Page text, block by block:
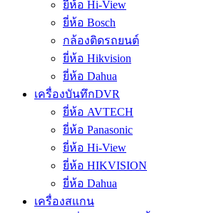
ยี่ห้อ Hi-View
ยี่ห้อ Bosch
กล้องติดรถยนต์
ยี่ห้อ Hikvision
ยี่ห้อ Dahua
เครื่องบันทึกDVR
ยี่ห้อ AVTECH
ยี่ห้อ Panasonic
ยี่ห้อ Hi-View
ยี่ห้อ HIKVISION
ยี่ห้อ Dahua
เครื่องสแกน